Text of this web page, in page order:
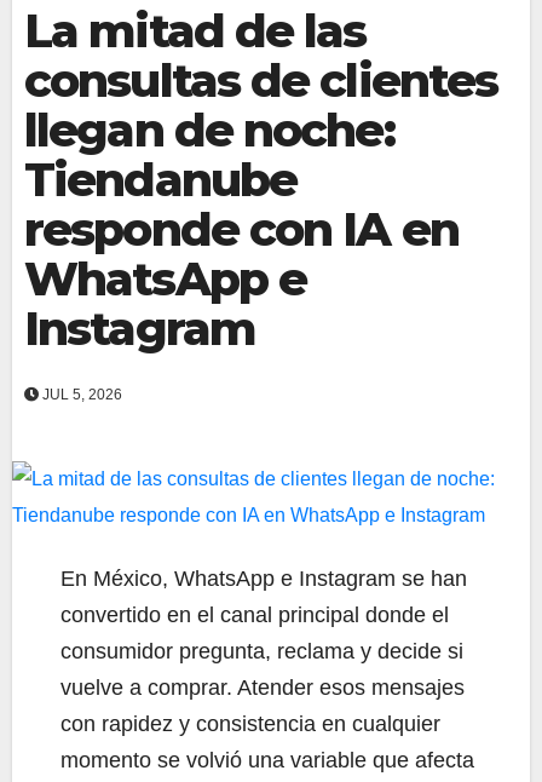
La mitad de las
consultas de clientes
llegan de noche:
Tiendanube
responde con IA en
WhatsApp e
Instagram
JUL 5, 2026
En México, WhatsApp e Instagram se han
convertido en el canal principal donde el
consumidor pregunta, reclama y decide si
vuelve a comprar. Atender esos mensajes
con rapidez y consistencia en cualquier
momento se volvió una variable que afecta